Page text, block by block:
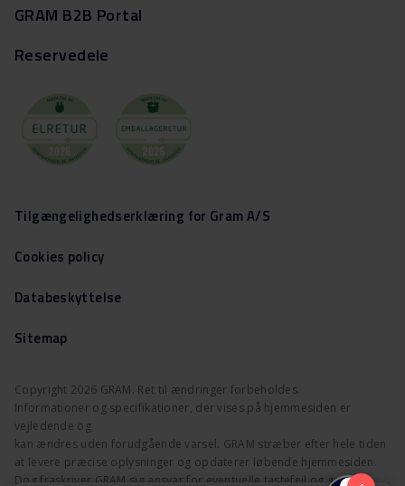
GRAM B2B Portal
Reservedele
Copyright 2026 GRAM. Ret til ændringer forbeholdes.
Informationer og specifikationer, der vises på hjemmesiden er
vejledende og
kan ændres uden forudgående varsel. GRAM stræber efter hele tiden
at levere præcise oplysninger og opdaterer løbende hjemmesiden.
Dog fraskriver GRAM sig ansvar for eventuelle tastefejl og gør
Tilgængelighedserklæring for Gram A/S
Cookies policy
Databeskyttelse
Sitemap